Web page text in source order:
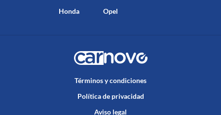
Honda
Opel
Términos y condiciones
Política de privacidad
Aviso legal